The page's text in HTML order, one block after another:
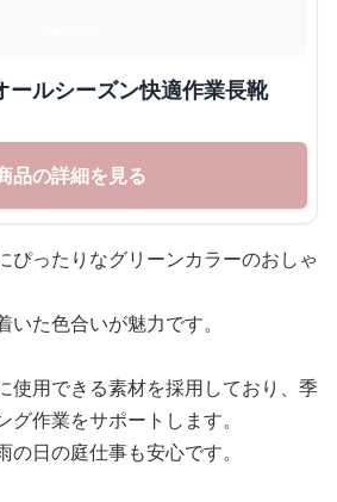
ールシーズン快適作業長靴
品の詳細を見る
ぴったりなグリーンカラーのおしゃ
た色合いが魅力です。
使用できる素材を採用しており、季
作業をサポートします。
日の庭仕事も安心です。